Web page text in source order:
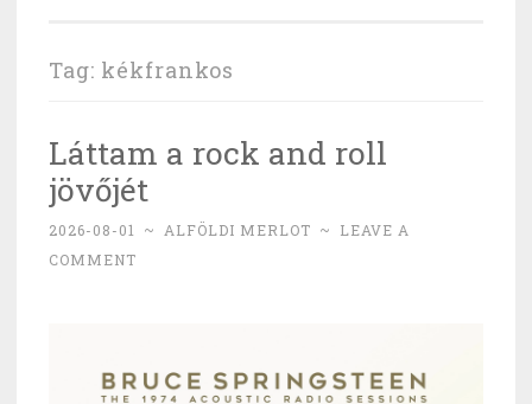
Tag: kékfrankos
Láttam a rock and roll
jövőjét
2026-08-01 ~ ALFÖLDI MERLOT ~
LEAVE A
COMMENT